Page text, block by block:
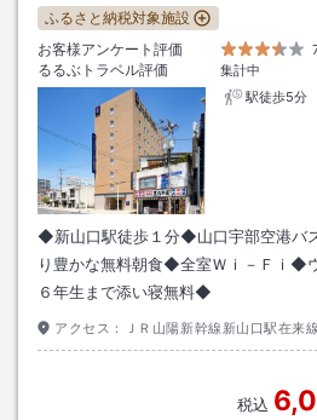
ふるさと納税対象施設
お客様アンケート評価
るるぶトラベル評価
集計中
駅徒歩5分
◆新山口駅徒歩１分◆山口宇部空港
り豊かな無料朝食◆全室Ｗｉ－Ｆｉ◆
６年生まで添い寝無料◆
アクセス： ＪＲ山陽新幹線新山口駅在来
税込